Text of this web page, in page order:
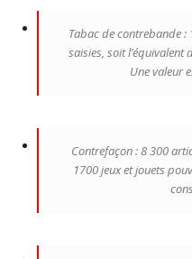
Tabac de contrebande
saisies, soit l’équivalent
Une valeur
Contrefaçon : 8 300
1700 jeux et jouets